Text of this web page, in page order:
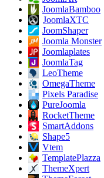
JoomlaBamboo
JoomlaXTC
JoomShaper
Joomla Monster
Joomlaplates
JoomlaTag
LeoTheme
OmegaTheme
Pixels Paradise
PureJoomla
RocketTheme
SmartAddons
Shape5
Vtem
TemplatePlazza
ThemeXpert